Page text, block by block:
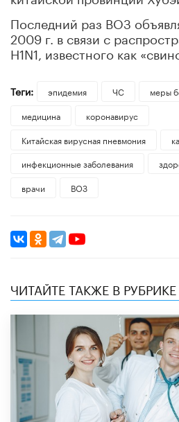
Последний раз ВОЗ
2009 г. в связи с
H1N1, известного как
Теги: эпидемия ЧС
меры
медицина
коронавирус
Китайская вирусная пневмония
инфекционные заболевания
врачи
ВОЗ
ЧИТАЙТЕ ТАКЖЕ В